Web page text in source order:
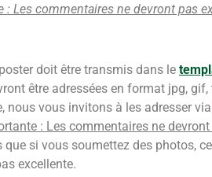
: Les commentaires ne devront pas
doit être transmis dans le
être adressées en format jpg, gif,
nous vous invitons à les adresser via
: Les commentaires ne
que si vous soumettez des photos,
excellente.